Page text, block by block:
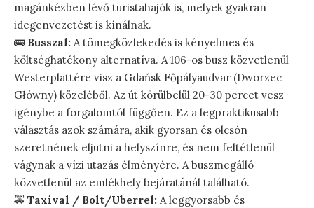
magánkézben lévő turistahajók is, melyek gyakran
idegenvezetést is kínálnak.
🚌 Busszal: A tömegközlekedés is kényelmes és
költséghatékony alternatíva. A 106-os busz közvetlenül
Westerplattére visz a Gdańsk Főpályaudvar (Dworzec
Główny) közeléből. Az út körülbelül 20-30 percet vesz
igénybe a forgalomtól függően. Ez a legpraktikusabb
választás azok számára, akik gyorsan és olcsón
szeretnének eljutni a helyszínre, és nem feltétlenül
vágynak a vízi utazás élményére. A buszmegálló
közvetlenül az emlékhely bejáratánál található.
🚕 Taxival / Bolt/Uberrel: A leggyorsabb és